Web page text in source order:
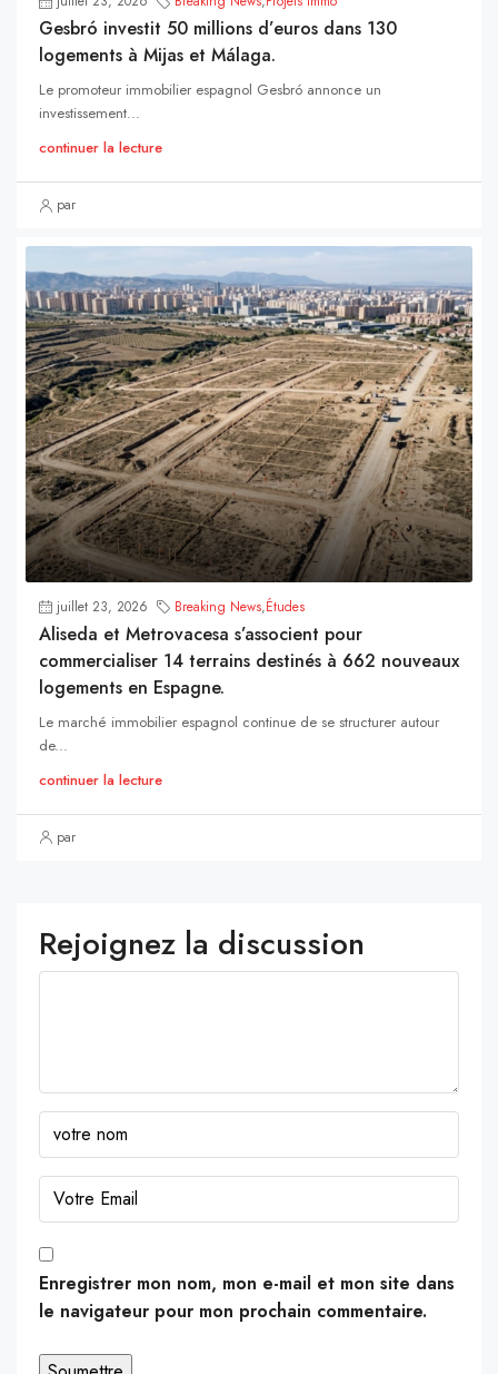
Gesbró investit 50 millions d’euros dans 130
logements à Mijas et Málaga.
Le promoteur immobilier espagnol Gesbró annonce un
investissement...
continuer la lecture
par
juillet 23, 2026 Breaking News,Études
Aliseda et Metrovacesa s’associent pour
commercialiser 14 terrains destinés à 662 nouveaux
logements en Espagne.
Le marché immobilier espagnol continue de se structurer autour
de...
continuer la lecture
par
Rejoignez la discussion
Enregistrer mon nom, mon e-mail et mon site dans
le navigateur pour mon prochain commentaire.